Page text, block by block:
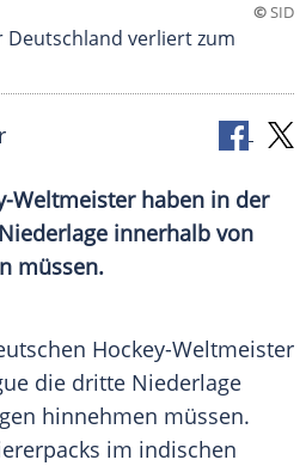
©SID
Deutschland verliert zum
Weltmeister haben in der
innerhalb von
müssen.
Hockey-Weltmeister
die dritte Niederlage
hinnehmen müssen.
im indischen